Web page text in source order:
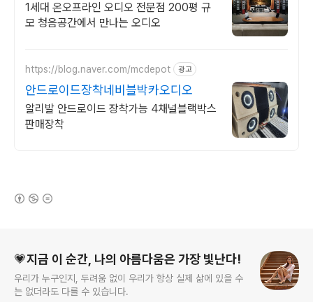
1세대 온오프라인 오디오 전문점 200평 규
모 청음공간에서 만나는 오디오
https://blog.naver.com/mcdepot 광고
안드로이드장착네비블박카오디오
알리발 안드로이드 장착가능 4채널블랙박스
판매장착
💗지금 이 순간, 나의 아름다움은 가장 빛난다!
우리가 누구인지, 두려움 없이 우리가 항상 실제 삶에 있을 수
는 없더라도 다를 수 있습니다.